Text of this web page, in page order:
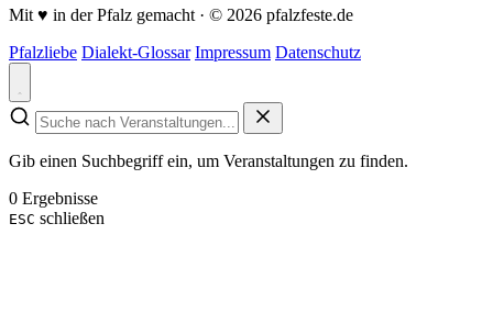
Mit ♥ in der Pfalz gemacht · © 2026 pfalzfeste.de
Pfalzliebe Dialekt-Glossar Impressum Datenschutz
Gib einen Suchbegriff ein, um Veranstaltungen zu finden.
0 Ergebnisse
ESC schließen